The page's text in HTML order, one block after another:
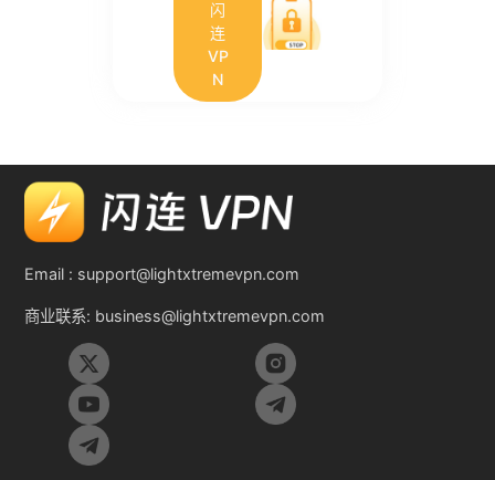
闪
连
VP
N
Email : support@lightxtremevpn.com
商业联系: business@lightxtremevpn.com